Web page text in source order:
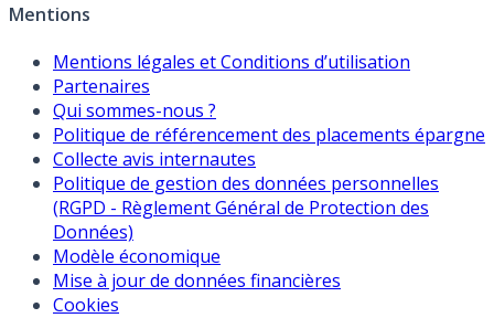
Mentions
Mentions légales et Conditions d’utilisation
Partenaires
Qui sommes-nous ?
Politique de référencement des placements épargne
Collecte avis internautes
Politique de gestion des données personnelles
(RGPD - Règlement Général de Protection des
Données)
Modèle économique
Mise à jour de données financières
Cookies